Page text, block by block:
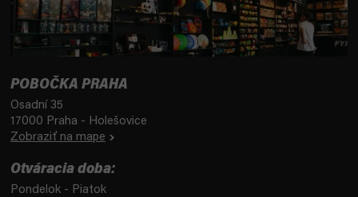
POBOČKA PRAHA
Osadní 35
17000 Praha - Holešovice
Zobraziť na mape
Otváracia doba:
Pondelok - Piatok